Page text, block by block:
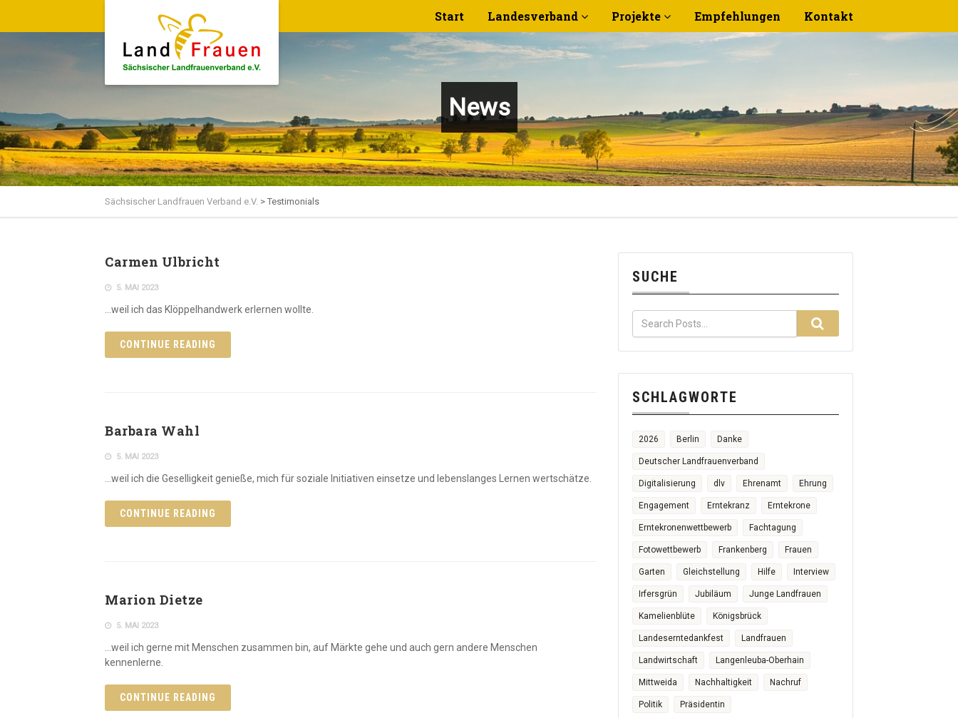
Start Landesverband Projekte Empfehlungen Kontakt
News
Sächsischer Landfrauen Verband e.V. > Testimonials
Carmen Ulbricht
5. MAI 2023
…weil ich das Klöppelhandwerk erlernen wollte.
CONTINUE READING
Barbara Wahl
5. MAI 2023
…weil ich die Geselligkeit genieße, mich für soziale Initiativen einsetze und lebenslanges Lernen wertschätze.
CONTINUE READING
Marion Dietze
5. MAI 2023
…weil ich gerne mit Menschen zusammen bin, auf Märkte gehe und auch gern andere Menschen
kennenlerne.
CONTINUE READING
SUCHE
SCHLAGWORTE
2026 Berlin Danke
Deutscher Landfrauenverband
Digitalisierung dlv Ehrenamt Ehrung
Engagement Erntekranz Erntekrone
Erntekronenwettbewerb Fachtagung
Fotowettbewerb Frankenberg Frauen
Garten Gleichstellung Hilfe Interview
Irfersgrün Jubiläum Junge Landfrauen
Kamelienblüte Königsbrück
Landeserntedankfest Landfrauen
Landwirtschaft Langenleuba-Oberhain
Mittweida Nachhaltigkeit Nachruf
Politik Präsidentin